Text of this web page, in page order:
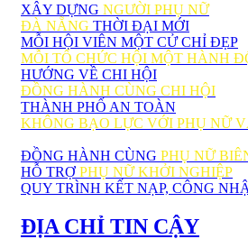
XÂY DỰNG NGƯỜI PHỤ NỮ
ĐÀ NẴNG THỜI ĐẠI MỚI
MỖI HỘI VIÊN MỘT CỬ CHỈ ĐẸP
MỖI TỔ CHỨC HỘI MỘT HÀNH
HƯỚNG VỀ CHI HỘI
ĐỒNG HÀNH CÙNG CHI HỘI
THÀNH PHỐ AN TOÀN
KHÔNG BẠO LỰC VỚI PHỤ NỮ
ĐỒNG HÀNH CÙNG PHỤ NỮ
HỖ TRỢ PHỤ NỮ KHỞI NGHIỆP
QUY TRÌNH KẾT NẠP, CÔNG
ĐỊA CHỈ TIN CẬY